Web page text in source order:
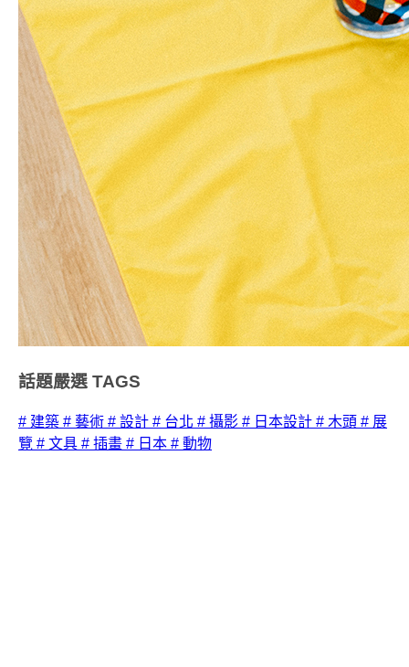
話題嚴選 TAGS
# 建築 # 藝術 # 設計 # 台北 # 攝影 # 日本設計 # 木頭 # 展
覽 # 文具 # 插畫 # 日本 # 動物